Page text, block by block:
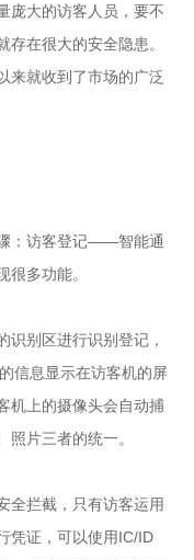
庞大的访客人员，要不
在很大的安全隐患。
来就收到了市场的广泛
：访客登记——智能通
多功能。
识别区进行识别登记，
信息显示在访客机的屏
机上的摄像头会自动捕
片三者的统一。
全拦截，只有访客运用
凭证，可以使用IC/ID